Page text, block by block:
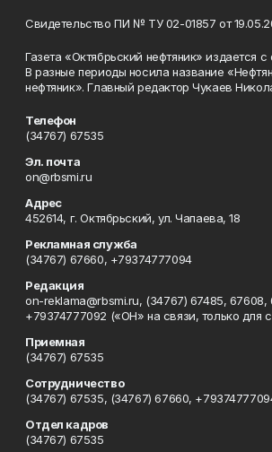
Свидетельство ПИ № ТУ 02-01857 от
Газета «Октябрьский нефтяник» издается
В разные периоды носила название
нефтяник». Главный редактор Чукаев
Телефон
(34767) 67535
Эл. почта
on@rbsmi.ru
Адрес
452614, г. Октябрьский, ул. Чапаева, 18
Рекламная служба
(34767) 67660, +79374777094
Редакция
on-reklama@rbsmi.ru, (34767) 67485, 67608,
+79374777092 («ОН» на связи, только для
Приемная
(34767) 67535
Сотрудничество
(34767) 67535, (34767) 67660,
Отдел кадров
(34767) 67535